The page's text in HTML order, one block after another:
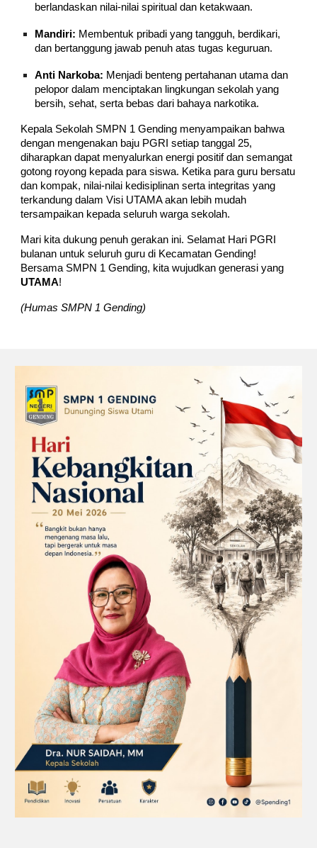
berlandaskan nilai-nilai spiritual dan ketakwaan.
Mandiri: Membentuk pribadi yang tangguh, berdikari,
dan bertanggung jawab penuh atas tugas keguruan.
Anti Narkoba: Menjadi benteng pertahanan utama dan
pelopor dalam menciptakan lingkungan sekolah yang
bersih, sehat, serta bebas dari bahaya narkotika.
Kepala Sekolah SMPN 1 Gending menyampaikan bahwa
dengan mengenakan baju PGRI setiap tanggal 25,
diharapkan dapat menyalurkan energi positif dan semangat
gotong royong kepada para siswa. Ketika para guru bersatu
dan kompak, nilai-nilai kedisiplinan serta integritas yang
terkandung dalam Visi UTAMA akan lebih mudah
tersampaikan kepada seluruh warga sekolah.
Mari kita dukung penuh gerakan ini. Selamat Hari PGRI
bulanan untuk seluruh guru di Kecamatan Gending!
Bersama SMPN 1 Gending, kita wujudkan generasi yang
UTAMA!
(Humas SMPN 1 Gending)